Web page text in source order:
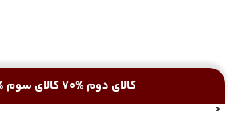
کالای دوم %70 کالای سوم %80